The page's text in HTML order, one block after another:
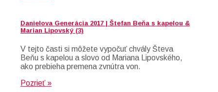
Danielova Generácia 2017 | Štefan Beňa s kapelou &
Marian Lipovský (3)
V tejto časti si môžete vypočuť chvály Števa
Beňu s kapelou a slovo od Mariana Lipovského,
ako prebieha premena zvnútra von.
Pozrieť »